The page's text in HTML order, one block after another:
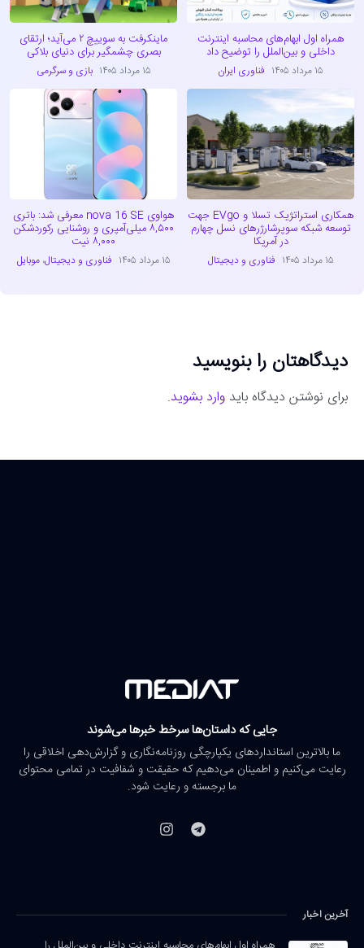
همراه اول ابهام‌های محاسبه اینترنت
داخلی و بین‌الملل را توضیح داد
۱۵ مرداد ۱۴۰۵ فناوری ایران
ماینکرفت به سوییچ ۲ می‌آید؛ ارتقای
بصری چشمگیر برای دنیای بلاکی
۱۵ مرداد ۱۴۰۵ بازی و سرگرمی
همکاری استراتژیک تسلا و EVgo جهت
توسعه شبکه سوپرشارژرهای نسل چهارم
در آمریکا
۱۵ مرداد ۱۴۰۵ فناوری و دیجیتال
هواوی nova 16 SE معرفی شد: باتری
۸,۵۰۰ میلی‌آمپری و روشنایی رکوردشکن
۸,۰۰۰ نیت
۱۵ مرداد ۱۴۰۵ فناوری و دیجیتال،موبایل
دیدگاهتان را بنویسید
برای نوشتن دیدگاه باید وارد بشوید.
جایی که داستان‌ها سرخط خبرها می‌شوند
ما بالاترین استانداردهای یکپارچگی روزنامه‌نگاری و گزارش‌دهی اخلاقی را
رعایت می‌کنیم و اطمینان می‌دهیم که حقیقت و شفافیت در تمامی محتوای
ما برجسته و رعایت شود.
آخرین اخبار